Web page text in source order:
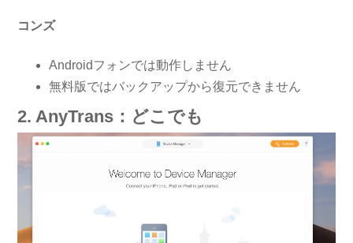
コンズ
Androidフォンでは動作しません
無料版ではバックアップから復元できません
2. AnyTrans：どこでも